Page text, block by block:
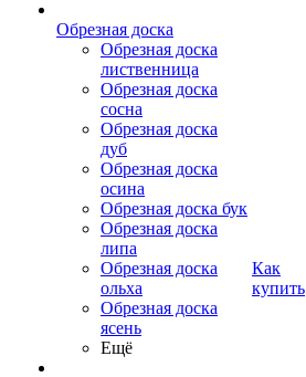
Обрезная доска
Обрезная доска
лиственница
Обрезная доска
сосна
Обрезная доска
дуб
Обрезная доска
осина
Обрезная доска бук
Обрезная доска
липа
Обрезная доска
ольха
Обрезная доска
ясень
Ещё
Как
купить